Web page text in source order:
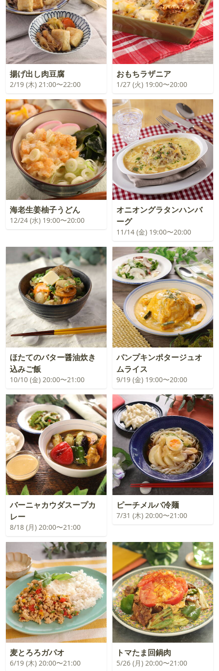
揚げ出し肉豆腐
2/19 (木) 21:00〜22:00
おもちラザニア
1/27 (火) 19:00〜20:00
海老生姜柚子うどん
12/24 (水) 19:00〜20:00
オニオングラタンハンバ
ーグ
11/14 (金) 19:00〜20:00
ほたてのバター醤油炊き
込みご飯
10/10 (金) 20:00〜21:00
パンプキンポタージュオ
ムライス
9/19 (金) 19:00〜20:00
バーニャカウダスープカ
レー
8/18 (月) 20:00〜21:00
ピーチメルバ冷麺
7/31 (木) 20:00〜21:00
麦とろろガパオ
6/19 (木) 20:00〜21:00
トマたま回鍋肉
5/26 (月) 20:00〜21:00